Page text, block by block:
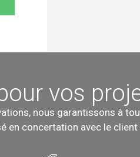
vos
nous garantissons à
en concertation avec le